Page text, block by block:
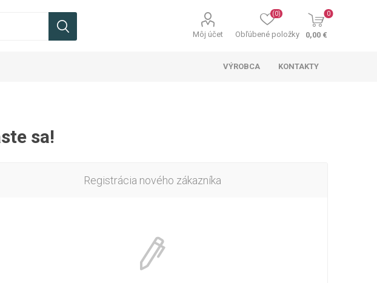
Môj účet Obľúbené položky
(0) 0
0,00 €
VÝROBCA KONTAKTY
sa!
Registrácia nového zákazníka